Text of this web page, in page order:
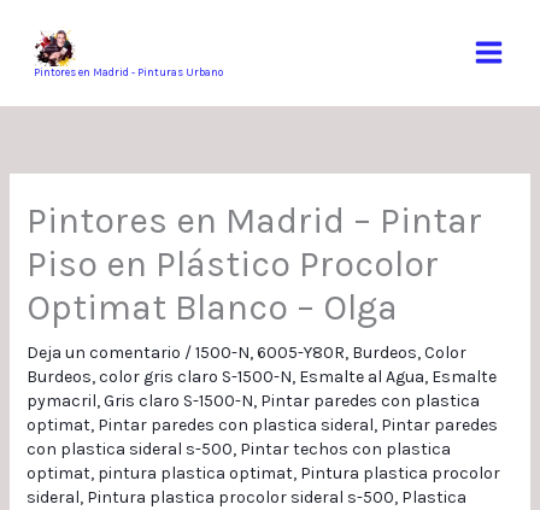
contenidoPintores en Madrid - Pinturas Urbano
Pintores en Madrid – Pintar
Piso en Plástico Procolor
Optimat Blanco – Olga
Deja un comentario /1500-N,6005-Y80R, Burdeos,Color
Burdeos,color gris claro S-1500-N, Esmalte al Agua, Esmalte
pymacril,Gris claro S-1500-N, Pintar paredes con plastica
optimat, Pintar paredes con plastica sideral, Pintar paredes
con plastica sideral s-500, Pintar techos con plastica
optimat, pintura plastica optimat, Pintura plastica procolor
sideral, Pintura plastica procolor sideral s-500, Plastica